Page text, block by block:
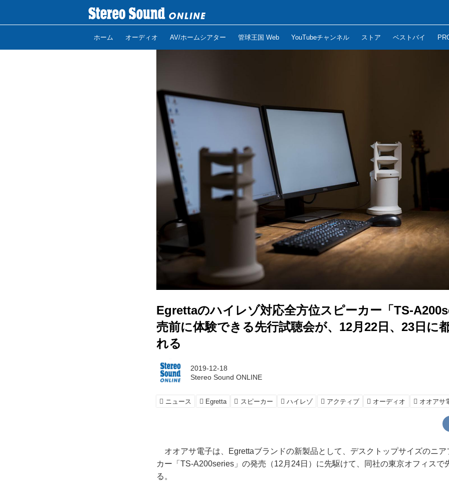
ホーム オーディオ AV/ホームシアター 管球王国 Web YouTubeチャンネル ストア ベストバイ
Egrettaのハイレゾ対応全方位スピーカー「TS-
売前に体験できる先行試聴会が、12月22日、23日に
れる
2019-12-18
Stereo Sound ONLINE
ニュース Egretta スピーカー ハイレゾ アクティブ オーディオ オオアサ
オオアサ電子は、Egrettaブランドの新製品として、デスクトップサイズのニア
カー「TS-A200series」の発売（12月24日）に先駆けて、同社の東京オフィスで
る。